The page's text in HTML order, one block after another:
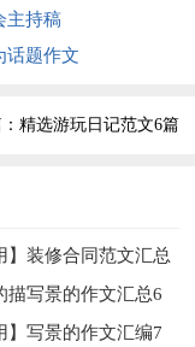
主持稿
话题作文
精选游玩日记范文6篇
】装修合同范文汇总
描写景的作文汇总6
】写景的作文汇编7